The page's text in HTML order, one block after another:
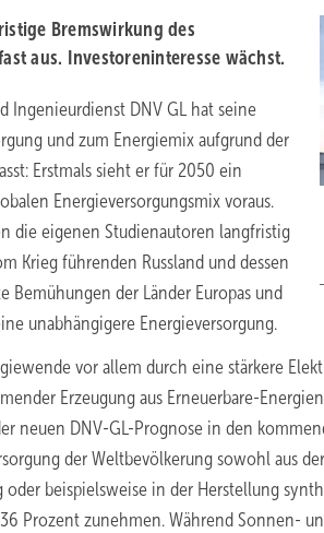
Bremswirkung des
aus. Investoreninteresse wächst.
Ingenieurdienst DNV GL hat seine
und zum Energiemix aufgrund der
Erstmals sieht er für 2050 ein
Energieversorgungsmix voraus.
die eigenen Studienautoren langfristig
Krieg führenden Russland und dessen
Bemühungen der Länder Europas und
unabhängigere Energieversorgung.
vor allem durch eine stärkere
Erzeugung aus Erneuerbare-
neuen DNV-GL-Prognose in den
der Weltbevölkerung sowohl aus
oder beispielsweise in der Herstellung
Prozent zunehmen. Während Sonnen-